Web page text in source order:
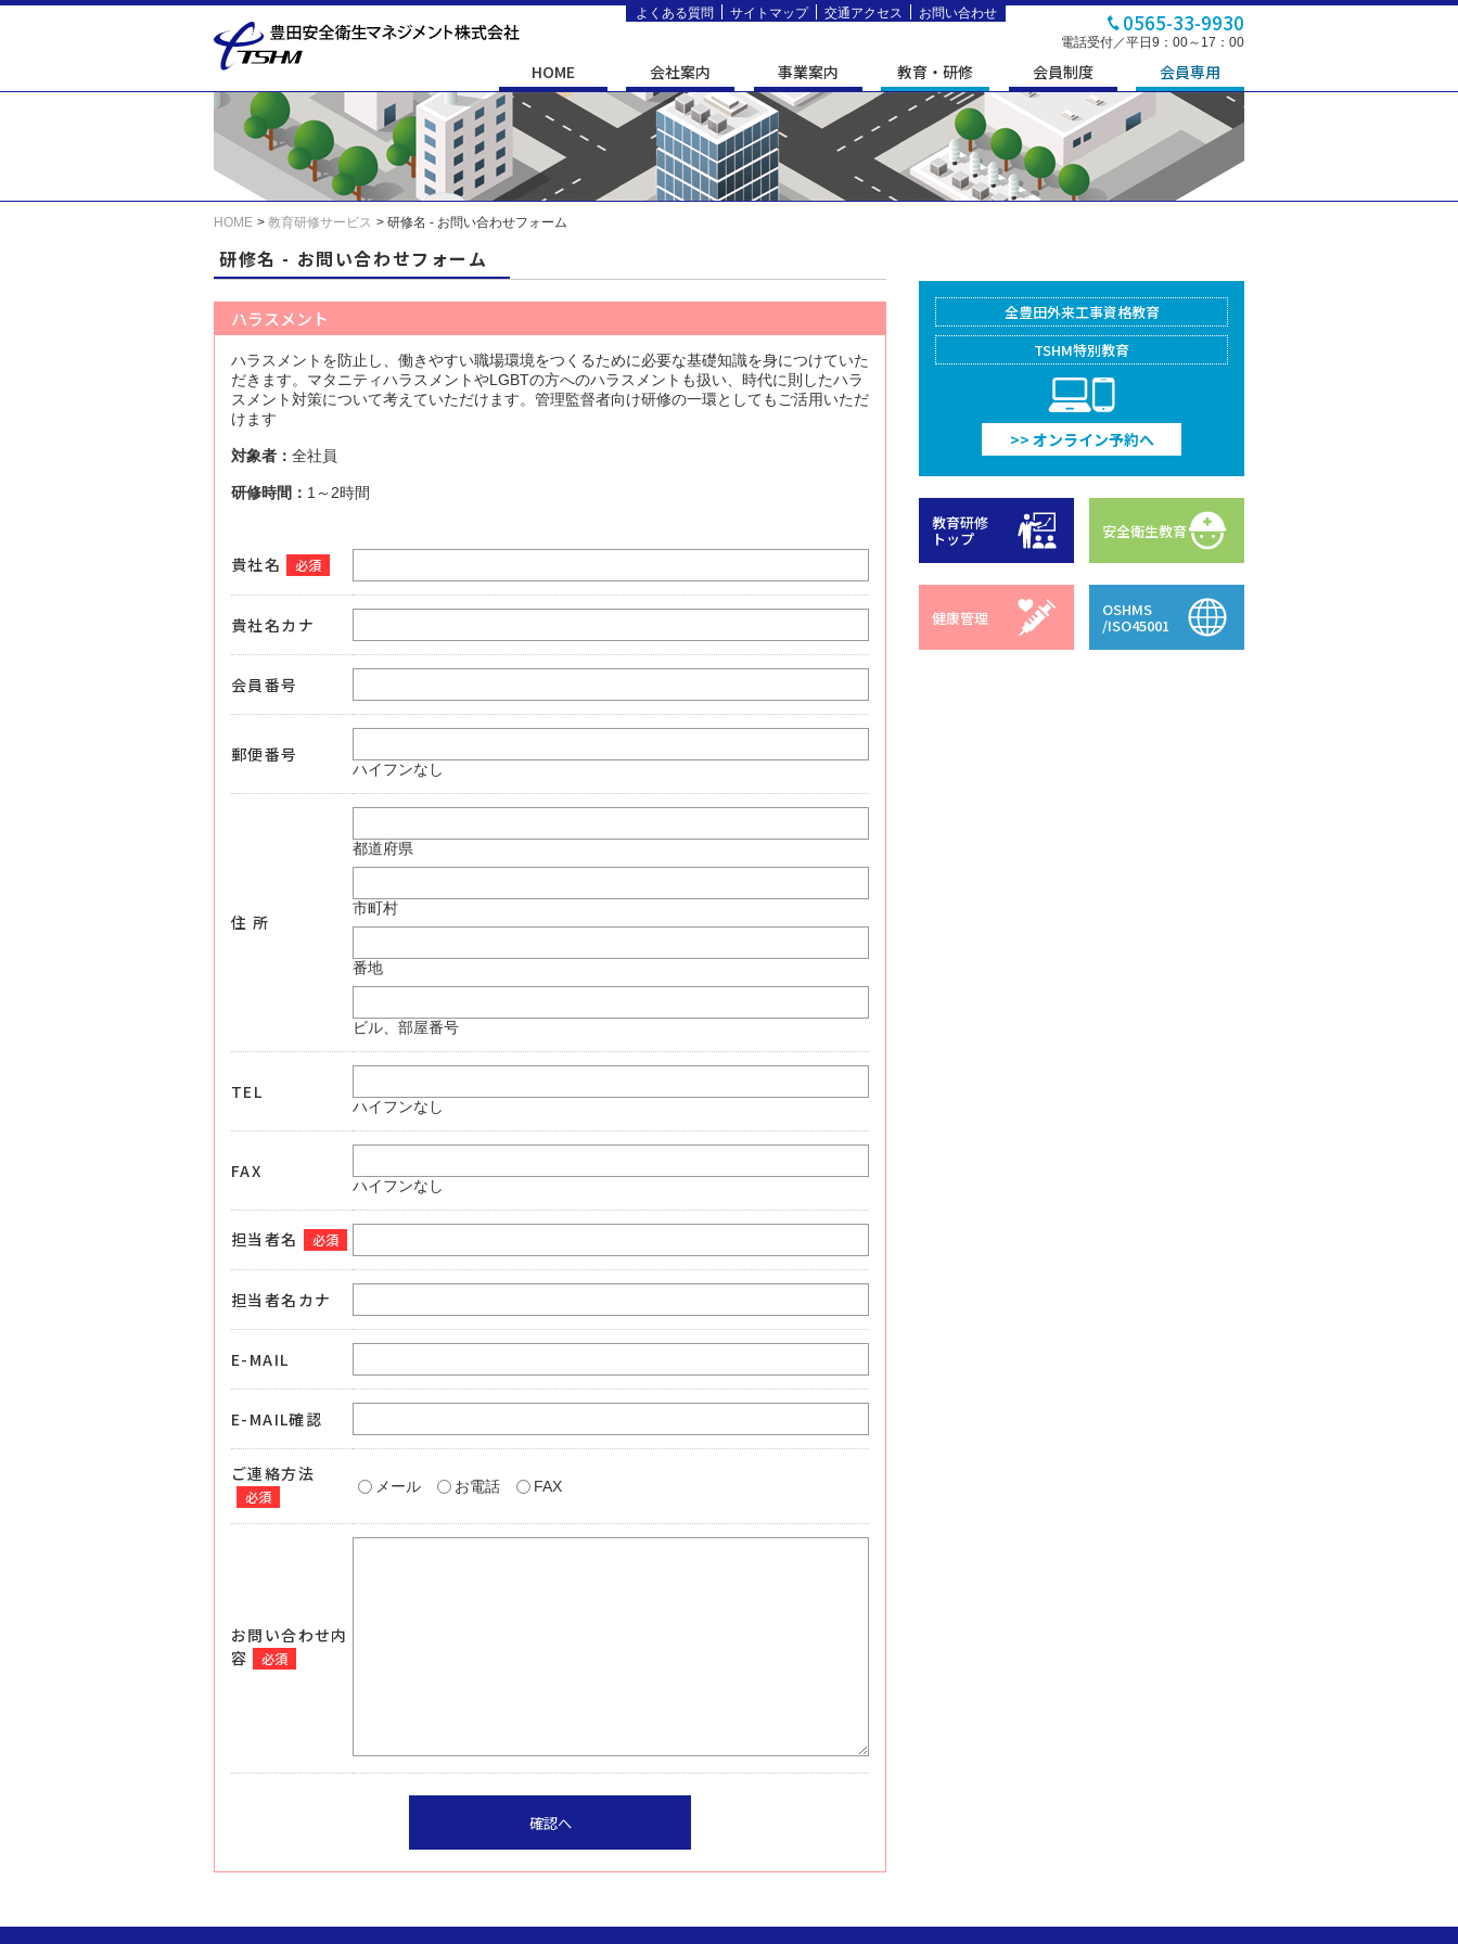
よくある質問 サイトマップ 交通アクセス お問い合わせ 0565-33-9930
電話受付／平日9：00～17：00
HOME 会社案内 事業案内 教育・研修 会員制度 会員専用
HOME 教育研修サービス 研修名 - お問い合わせフォーム
研修名 - お問い合わせフォーム
ハラスメント
ハラスメントを防止し、働きやすい職場環境をつくるために必要な基礎知識を身につけていた
だきます。マタニティハラスメントやLGBTの方へのハラスメントも扱い、時代に則したハラ
スメント対策について考えていただけます。管理監督者向け研修の一環としてもご活用いただ
けます
対象者： 全社員
研修時間： 1～2時間
貴社名 必須
貴社名カナ
会員番号
郵便番号
ハイフンなし
住 所
都道府県
市町村
番地
ビル、部屋番号
TEL
ハイフンなし
FAX
ハイフンなし
担当者名 必須
担当者名カナ
E-MAIL
E-MAIL確認
ご連絡方法
必須
メール お電話 FAX
お問い合わせ内
容
必須
確認へ
全豊田外来工事資格教育
TSHM特別教育
>> オンライン予約へ
教育研修
トップ 安全衛生教育
健康管理 OSHMS
/ISO45001